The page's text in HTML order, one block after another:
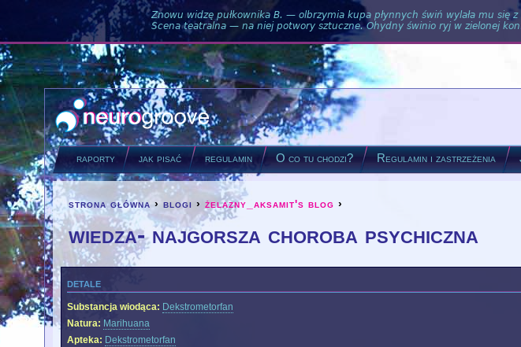
Znowu widzę pułkownika B. — olbrzymia kupa płynnych świń wylała mu się
Scena teatralna — na niej potwory sztuczne. Ohydny świnio ryj w zielonej
raporty jak pisać regulamin O co tu chodzi? Regulamin i zastrzeżenia
you are here
strona główna ›blogi ›żelazny_aksamit's blog ›
wiedza- najgorsza choroba psychiczna
detale
Substancja wiodąca: Dekstrometorfan
Natura: Marihuana
Apteka: Dekstrometorfan